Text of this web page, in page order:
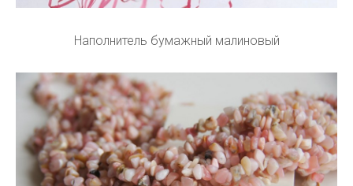
Наполнитель бумажный малиновый